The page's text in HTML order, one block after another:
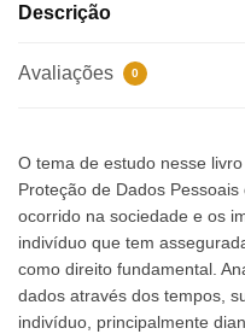
Dados
(LGPD)
quantidade
Descrição
Avaliações 0
O tema de estudo nesse
Proteção de Dados
ocorrido na sociedade e os
indivíduo que tem
como direito fundamental.
dados através dos tempos,
indivíduo, principalmente